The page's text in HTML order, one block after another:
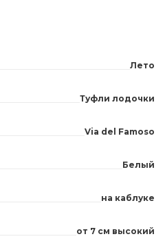
Лето
Туфли лодочки
Via del Famoso
Белый
на каблуке
от 7 см высокий